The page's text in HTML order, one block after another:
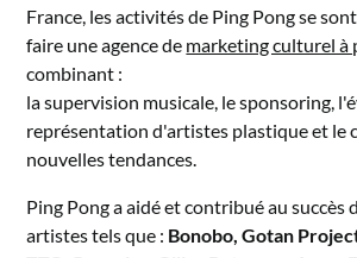
France, les activités de Ping Pong se
faire une agence de marketing culturel à
combinant :
la supervision musicale, le sponsoring,
représentation d'artistes plastique et le
nouvelles tendances.
Ping Pong a aidé et contribué au succès
artistes tels que : Bonobo, Gotan